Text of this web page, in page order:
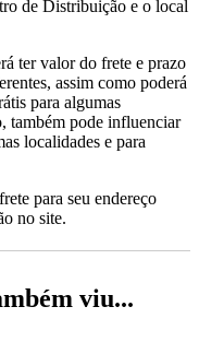
de Distribuição e o local
ter valor do frete e prazo
assim como poderá
para algumas
também pode influenciar
localidades e para
para seu endereço
no site.
viu...